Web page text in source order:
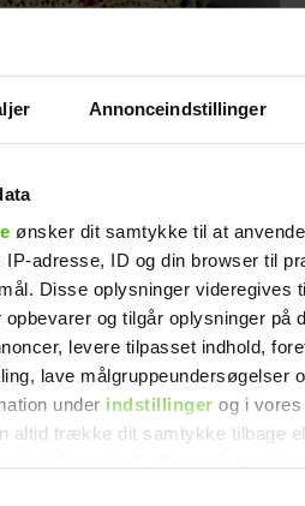
Annonceindstillinger
ønsker dit samtykke til at
IP-adresse, ID og din browser til
Disse oplysninger videregives
og tilgår oplysninger på
levere tilpasset indhold,
lave målgruppeundersøgelser
under indstillinger og i vores
altid trække dit samtykke tilbage
Jeg valgte at
blive skilt fra
min mand - da
jeg en dag gik
forbi hans hus,
fik jeg et chok